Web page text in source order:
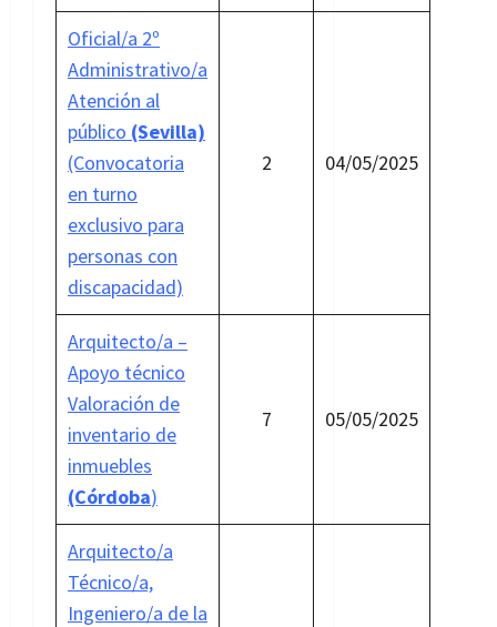
Oficial/a 2º
Administrativo/a
Atención al
público (Sevilla)
(Convocatoria
en turno
exclusivo para
personas con
discapacidad)
2 04/05/2025
Arquitecto/a –
Apoyo técnico
Valoración de
inventario de
inmuebles
(Córdoba)
7 05/05/2025
Arquitecto/a
Técnico/a,
Ingeniero/a de la